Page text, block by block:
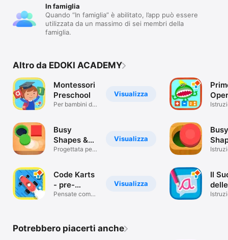
In famiglia
Quando “In famiglia” è abilitato, l’app può essere
utilizzata da un massimo di sei membri della
famiglia.
Altro da EDOKI ACADEMY
Visualizza
Montessori
Preschool
Per bambini da
Visualizza
Busy
Shapes &
Colors
Progettata per
Visualizza
Code Karts
- pre-
codifica
Pensate come
Busy
Il
delle
Potrebbero piacerti anche